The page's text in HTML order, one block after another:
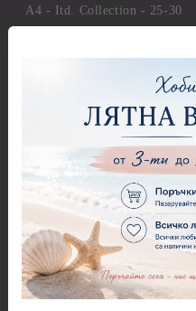
А4 - Itd. Collection - 25-30
гр.
Фина оризова декупажна
хартия Stamperia - 21 х
Декупажна хартия - Други
Антични пасти
Вакс пасти
Грунд, Основи, Релефни
пасти
Варак, Шлак метал, Фолио,
Пантна
Лакове и защитни покрития